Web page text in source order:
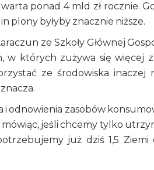
warta ponad 4 mld zł rocznie.
plony byłyby znacznie niższe.
ze Szkoły Głównej
w których zużywa się więcej
ze środowiska inaczej
odnowienia zasobów
jeśli chcemy tylko
już dziś 1,5